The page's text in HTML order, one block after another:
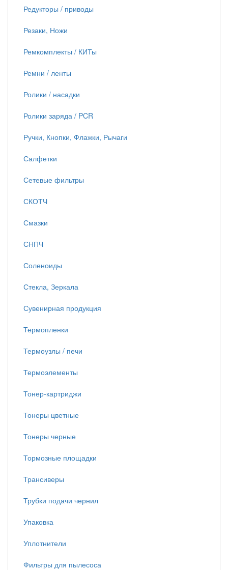
Редукторы / приводы
Резаки, Ножи
Ремкомплекты / КИТы
Ремни / ленты
Ролики / насадки
Ролики заряда / PCR
Ручки, Кнопки, Флажки, Рычаги
Салфетки
Сетевые фильтры
СКОТЧ
Смазки
СНПЧ
Соленоиды
Стекла, Зеркала
Сувенирная продукция
Термопленки
Термоузлы / печи
Термоэлементы
Тонер-картриджи
Тонеры цветные
Тонеры черные
Тормозные площадки
Трансиверы
Трубки подачи чернил
Упаковка
Уплотнители
Фильтры для пылесоса